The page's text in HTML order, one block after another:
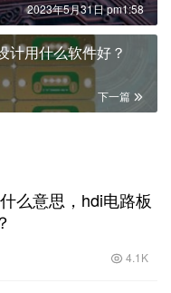
2023年5月31日 pm1:58
计用什么软件好？
下一篇
么意思，hdi电路板
4.1K